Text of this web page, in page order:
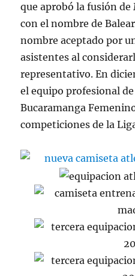
que aprobó la fusión
con el nombre de
nombre aceptado por
asistentes al
representativo. En
el equipo profesional
Bucaramanga
competiciones de la